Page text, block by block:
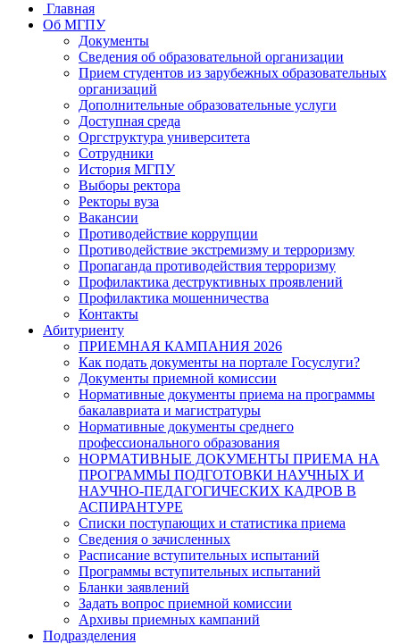
Главная
Об МГПУ
Документы
Сведения об образовательной организации
Прием студентов из зарубежных образовательных
организаций
Дополнительные образовательные услуги
Доступная среда
Оргструктура университета
Сотрудники
История МГПУ
Выборы ректора
Ректоры вуза
Вакансии
Противодействие коррупции
Противодействие экстремизму и терроризму
Пропаганда противодействия терроризму
Профилактика деструктивных проявлений
Профилактика мошенничества
Контакты
Абитуриенту
ПРИЕМНАЯ КАМПАНИЯ 2026
Как подать документы на портале Госуслуги?
Документы приемной комиссии
Нормативные документы приема на программы
бакалавриата и магистратуры
Нормативные документы среднего
профессионального образования
НОРМАТИВНЫЕ ДОКУМЕНТЫ ПРИЕМА НА
ПРОГРАММЫ ПОДГОТОВКИ НАУЧНЫХ И
НАУЧНО-ПЕДАГОГИЧЕСКИХ КАДРОВ В
АСПИРАНТУРЕ
Списки поступающих и статистика приема
Сведения о зачисленных
Расписание вступительных испытаний
Программы вступительных испытаний
Бланки заявлений
Задать вопрос приемной комиссии
Архивы приемных кампаний
Подразделения